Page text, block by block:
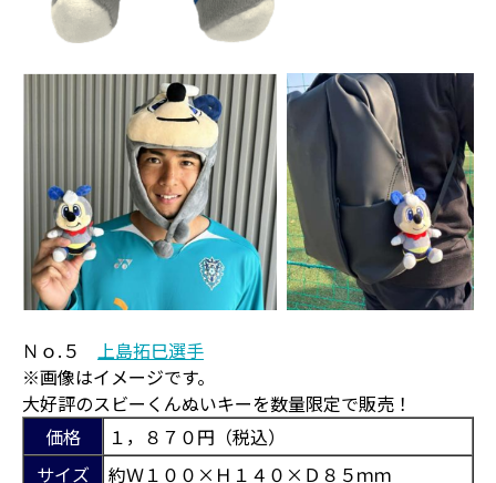
Ｎｏ.５ 上島拓巳選手
※画像はイメージです。
大好評のスビーくんぬいキーを数量限定で販売！
価格
１，８７０円（税込）
サイズ
約Ｗ１００×Ｈ１４０×Ｄ８５ｍｍ